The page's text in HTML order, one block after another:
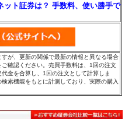
ト証券は？ 手数料、使い勝手で
が、更新の関係で最新の情報と異なる場合
確認ください。売買手数料は、1回の注文
金を合算し、1回の注文として計算しま
索機能をもとに計測しており、実際の購入